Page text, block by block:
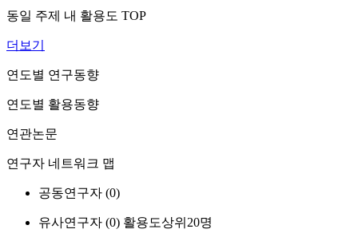
동일 주제 내 활용도 TOP
더보기
연도별 연구동향
연도별 활용동향
연관논문
연구자 네트워크 맵
공동연구자 (0)
유사연구자 (0) 활용도상위20명